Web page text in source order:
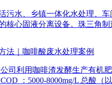
污水、乡镇一体化水处理、
核心固液分离设备。珠三角
法｜咖啡酸废水处理案例
司利用咖啡渣发酵生产有机
：5000-8000mg/L 总酸（